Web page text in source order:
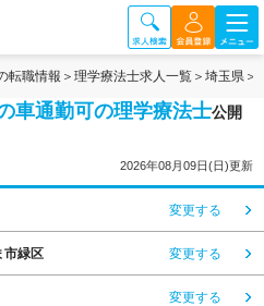
転職情報 理学療法士求人一覧 埼玉県
車通勤可の理学療法士公開
2026年08月09日(日)更新
変更する
市緑区 変更する
変更する